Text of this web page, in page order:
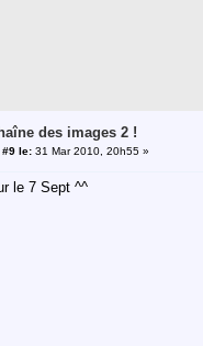
des images 2 !
#9 le: 31 Mar 2010, 20h55 »
le 7 Sept ^^